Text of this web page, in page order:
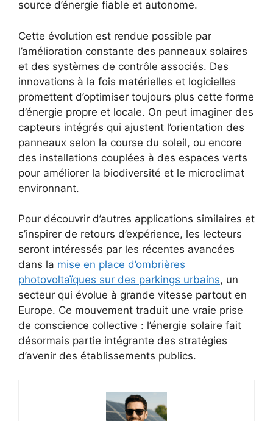
source d’énergie fiable et autonome.
Cette évolution est rendue possible par
l’amélioration constante des panneaux solaires
et des systèmes de contrôle associés. Des
innovations à la fois matérielles et logicielles
promettent d’optimiser toujours plus cette forme
d’énergie propre et locale. On peut imaginer des
capteurs intégrés qui ajustent l’orientation des
panneaux selon la course du soleil, ou encore
des installations couplées à des espaces verts
pour améliorer la biodiversité et le microclimat
environnant.
Pour découvrir d’autres applications similaires et
s’inspirer de retours d’expérience, les lecteurs
seront intéressés par les récentes avancées
dans la mise en place d’ombrières
photovoltaïques sur des parkings urbains, un
secteur qui évolue à grande vitesse partout en
Europe. Ce mouvement traduit une vraie prise
de conscience collective : l’énergie solaire fait
désormais partie intégrante des stratégies
d’avenir des établissements publics.